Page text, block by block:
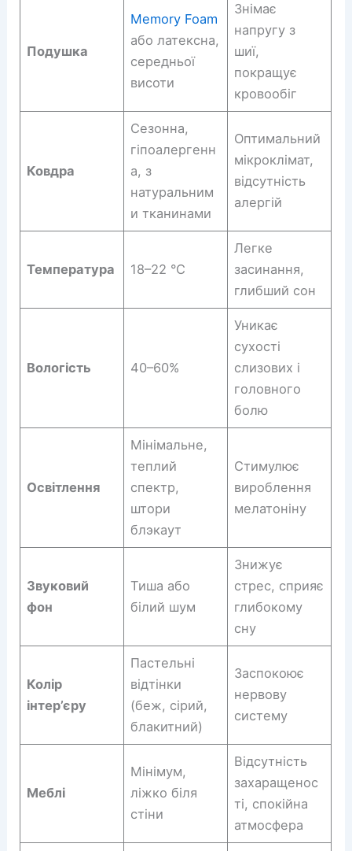
Подушка
Memory Foam
або латексна,
середньої
висоти
Знімає
напругу з
шиї,
покращує
кровообіг
Ковдра
Сезонна,
гіпоалергенн
а, з
натуральним
и тканинами
Оптимальний
мікроклімат,
відсутність
алергій
Температура 18–22 °C
Легке
засинання,
глибший сон
Вологість 40–60%
Уникає
сухості
слизових і
головного
болю
Освітлення
Мінімальне,
теплий
спектр,
штори
блэкаут
Стимулює
вироблення
мелатоніну
Звуковий
фон
Тиша або
білий шум
Знижує
стрес, сприяє
глибокому
сну
Колір
інтер’єру
Пастельні
відтінки
(беж, сірий,
блакитний)
Заспокоює
нервову
систему
Меблі
Мінімум,
ліжко біля
стіни
Відсутність
захаращенос
ті, спокійна
атмосфера